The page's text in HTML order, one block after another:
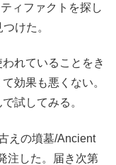
ィファクトを探し
けた。
れていることをき
効果も悪くない。
試してみる。
えの墳墓/Ancient
注した。届き次第